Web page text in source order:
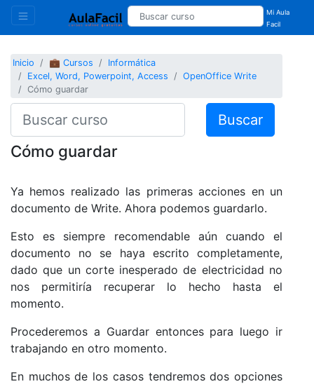
Mi Aula
Facil
Inicio 💼 Cursos
Informática
Excel, Word, Powerpoint, Access
OpenOffice Write
Cómo guardar
Buscar
Cómo guardar
Ya hemos realizado las primeras acciones en un
documento de Write. Ahora podemos guardarlo.
Esto es siempre recomendable aún cuando el
documento no se haya escrito completamente,
dado que un corte inesperado de electricidad no
nos permitiría recuperar lo hecho hasta el
momento.
Procederemos a Guardar entonces para luego ir
trabajando en otro momento.
En muchos de los casos tendremos dos opciones